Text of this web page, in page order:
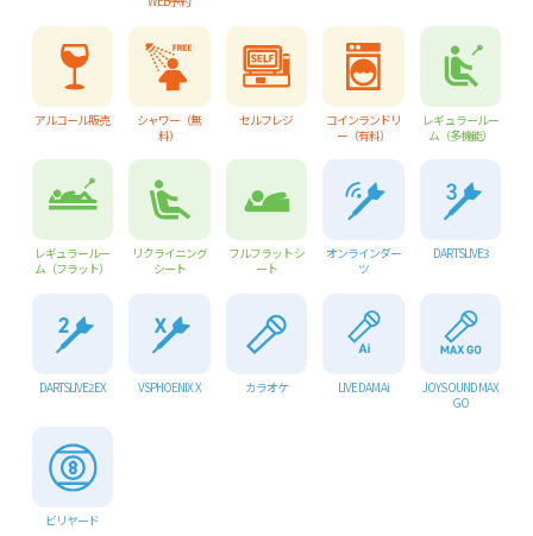
アルコール販売
シャワー（無
料）
セルフレジ
コインランドリ
ー（有料）
レギュラールー
ム（多機能）
レギュラールー
ム（フラット）
リクライニング
シート
フルフラットシ
ート
オンラインダー
ツ
DARTSLIVE3
DARTSLIVE2 EX VSPHOENIX X カラオケ LIVE DAM Ai
JOYSOUND MAX
GO
ビリヤード